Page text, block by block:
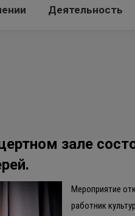
Деятельность
зале
Мероприятие
работник